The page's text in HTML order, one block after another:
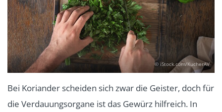
© iStock.com/KucherAV
Bei Koriander scheiden sich zwar die Geister, doch für
die Verdauungsorgane ist das Gewürz hilfreich. In